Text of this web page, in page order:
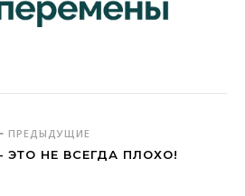
ПРЕДЫДУЩИЕ
НЕ ВСЕГДА ПЛОХО!